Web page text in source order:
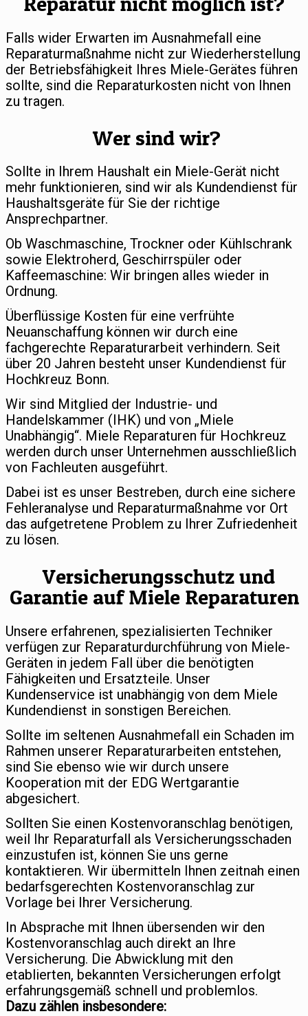
Falls wider Erwarten im Ausnahmefall eine
Reparaturmaßnahme nicht zur Wiederherstellung
der Betriebsfähigkeit Ihres Miele-Gerätes führen
sollte, sind die Reparaturkosten nicht von Ihnen
zu tragen.
Wer sind wir?
Sollte in Ihrem Haushalt ein Miele-Gerät nicht
mehr funktionieren, sind wir als Kundendienst für
Haushaltsgeräte für Sie der richtige
Ansprechpartner.
Ob Waschmaschine, Trockner oder Kühlschrank
sowie Elektroherd, Geschirrspüler oder
Kaffeemaschine: Wir bringen alles wieder in
Ordnung.
Überflüssige Kosten für eine verfrühte
Neuanschaffung können wir durch eine
fachgerechte Reparaturarbeit verhindern. Seit
über 20 Jahren besteht unser Kundendienst für
Hochkreuz Bonn.
Wir sind Mitglied der Industrie- und
Handelskammer (IHK) und von „Miele
Unabhängig“. Miele Reparaturen für Hochkreuz
werden durch unser Unternehmen ausschließlich
von Fachleuten ausgeführt.
Dabei ist es unser Bestreben, durch eine sichere
Fehleranalyse und Reparaturmaßnahme vor Ort
das aufgetretene Problem zu Ihrer Zufriedenheit
zu lösen.
Versicherungsschutz und
Garantie auf Miele Reparaturen
Unsere erfahrenen, spezialisierten Techniker
verfügen zur Reparaturdurchführung von Miele-
Geräten in jedem Fall über die benötigten
Fähigkeiten und Ersatzteile. Unser
Kundenservice ist unabhängig von dem Miele
Kundendienst in sonstigen Bereichen.
Sollte im seltenen Ausnahmefall ein Schaden im
Rahmen unserer Reparaturarbeiten entstehen,
sind Sie ebenso wie wir durch unsere
Kooperation mit der EDG Wertgarantie
abgesichert.
Sollten Sie einen Kostenvoranschlag benötigen,
weil Ihr Reparaturfall als Versicherungsschaden
einzustufen ist, können Sie uns gerne
kontaktieren. Wir übermitteln Ihnen zeitnah einen
bedarfsgerechten Kostenvoranschlag zur
Vorlage bei Ihrer Versicherung.
In Absprache mit Ihnen übersenden wir den
Kostenvoranschlag auch direkt an Ihre
Versicherung. Die Abwicklung mit den
etablierten, bekannten Versicherungen erfolgt
erfahrungsgemäß schnell und problemlos.
Dazu zählen insbesondere: